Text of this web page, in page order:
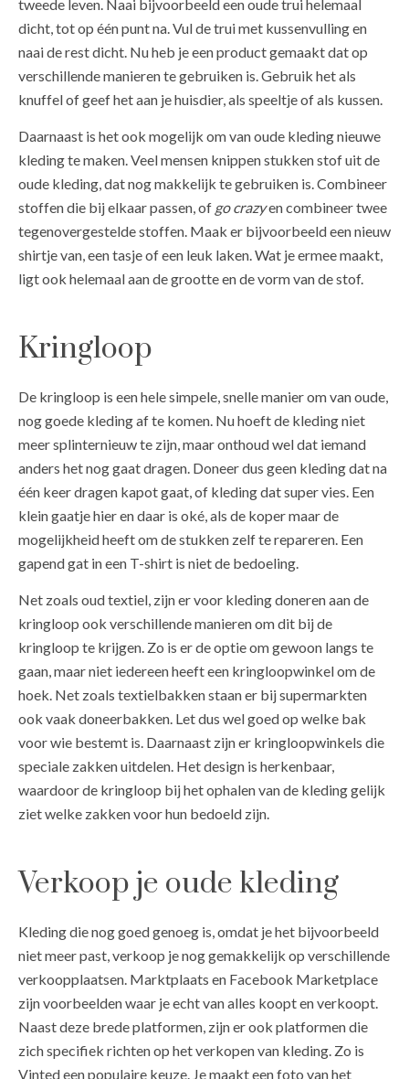
tweede leven. Naai bijvoorbeeld een oude trui helemaal
dicht, tot op één punt na. Vul de trui met kussenvulling en
naai de rest dicht. Nu heb je een product gemaakt dat op
verschillende manieren te gebruiken is. Gebruik het als
knuffel of geef het aan je huisdier, als speeltje of als kussen.
Daarnaast is het ook mogelijk om van oude kleding nieuwe
kleding te maken. Veel mensen knippen stukken stof uit de
oude kleding, dat nog makkelijk te gebruiken is. Combineer
stoffen die bij elkaar passen, of go crazyen combineer twee
tegenovergestelde stoffen. Maak er bijvoorbeeld een nieuw
shirtje van, een tasje of een leuk laken. Wat je ermee maakt,
ligt ook helemaal aan de grootte en de vorm van de stof.
Kringloop
De kringloop is een hele simpele, snelle manier om van oude,
nog goede kleding af te komen. Nu hoeft de kleding niet
meer splinternieuw te zijn, maar onthoud wel dat iemand
anders het nog gaat dragen. Doneer dus geen kleding dat na
één keer dragen kapot gaat, of kleding dat super vies. Een
klein gaatje hier en daar is oké, als de koper maar de
mogelijkheid heeft om de stukken zelf te repareren. Een
gapend gat in een T-shirt is niet de bedoeling.
Net zoals oud textiel, zijn er voor kleding doneren aan de
kringloop ook verschillende manieren om dit bij de
kringloop te krijgen. Zo is er de optie om gewoon langs te
gaan, maar niet iedereen heeft een kringloopwinkel om de
hoek. Net zoals textielbakken staan er bij supermarkten
ook vaak doneerbakken. Let dus wel goed op welke bak
voor wie bestemt is. Daarnaast zijn er kringloopwinkels die
speciale zakken uitdelen. Het design is herkenbaar,
waardoor de kringloop bij het ophalen van de kleding gelijk
ziet welke zakken voor hun bedoeld zijn.
Verkoop je oude kleding
Kleding die nog goed genoeg is, omdat je het bijvoorbeeld
niet meer past, verkoop je nog gemakkelijk op verschillende
verkoopplaatsen. Marktplaats en Facebook Marketplace
zijn voorbeelden waar je echt van alles koopt en verkoopt.
Naast deze brede platformen, zijn er ook platformen die
zich specifiek richten op het verkopen van kleding. Zo is
Vinted een populaire keuze. Je maakt een foto van het